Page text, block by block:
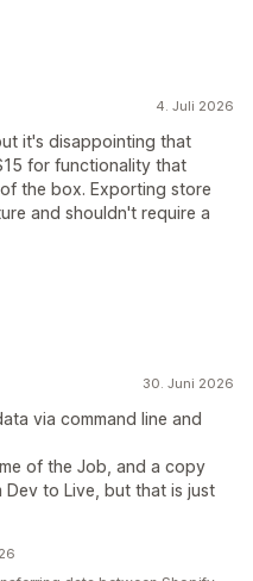
4. Juli 2026
it's disappointing that
for functionality that
the box. Exporting store
and shouldn't require a
30. Juni 2026
via command line and
of the Job, and a copy
to Live, but that is just